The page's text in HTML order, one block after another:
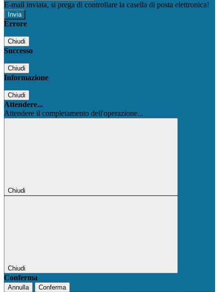
E-mail inviata, si prega di controllare la casella di posta elettronica!
Errore
Chiudi
Successo
Chiudi
Informazione
Chiudi
Attendere...
Attendere il completamento dell'operazione...
Chiudi
Chiudi
Conferma
Annulla Conferma